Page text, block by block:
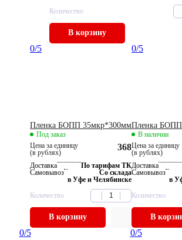
Количество
В корзину
0/5
Пленка БОПП 35мкр*300мм
Под заказ
Цена за единицу
(в рублях)
368
Доставка
По тарифам ТК
Самовывоз
Со склада
в Уфе и Челябинске
Количество
В корзину
0/5
Пленка
В наличии
Цена за единицу
(в рублях)
Доставка
Самовывоз
в
Количество
В
0/5 0/5